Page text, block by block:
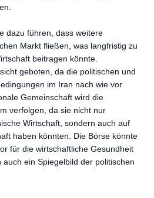
dazu führen, dass weitere
Markt fließen, was langfristig zu
beitragen könnte.
geboten, da die politischen und
im Iran nach wie vor
Gemeinschaft wird die
verfolgen, da sie nicht nur
Wirtschaft, sondern auch auf
haben könnten. Die Börse könnte
für die wirtschaftliche Gesundheit
ein Spiegelbild der politischen